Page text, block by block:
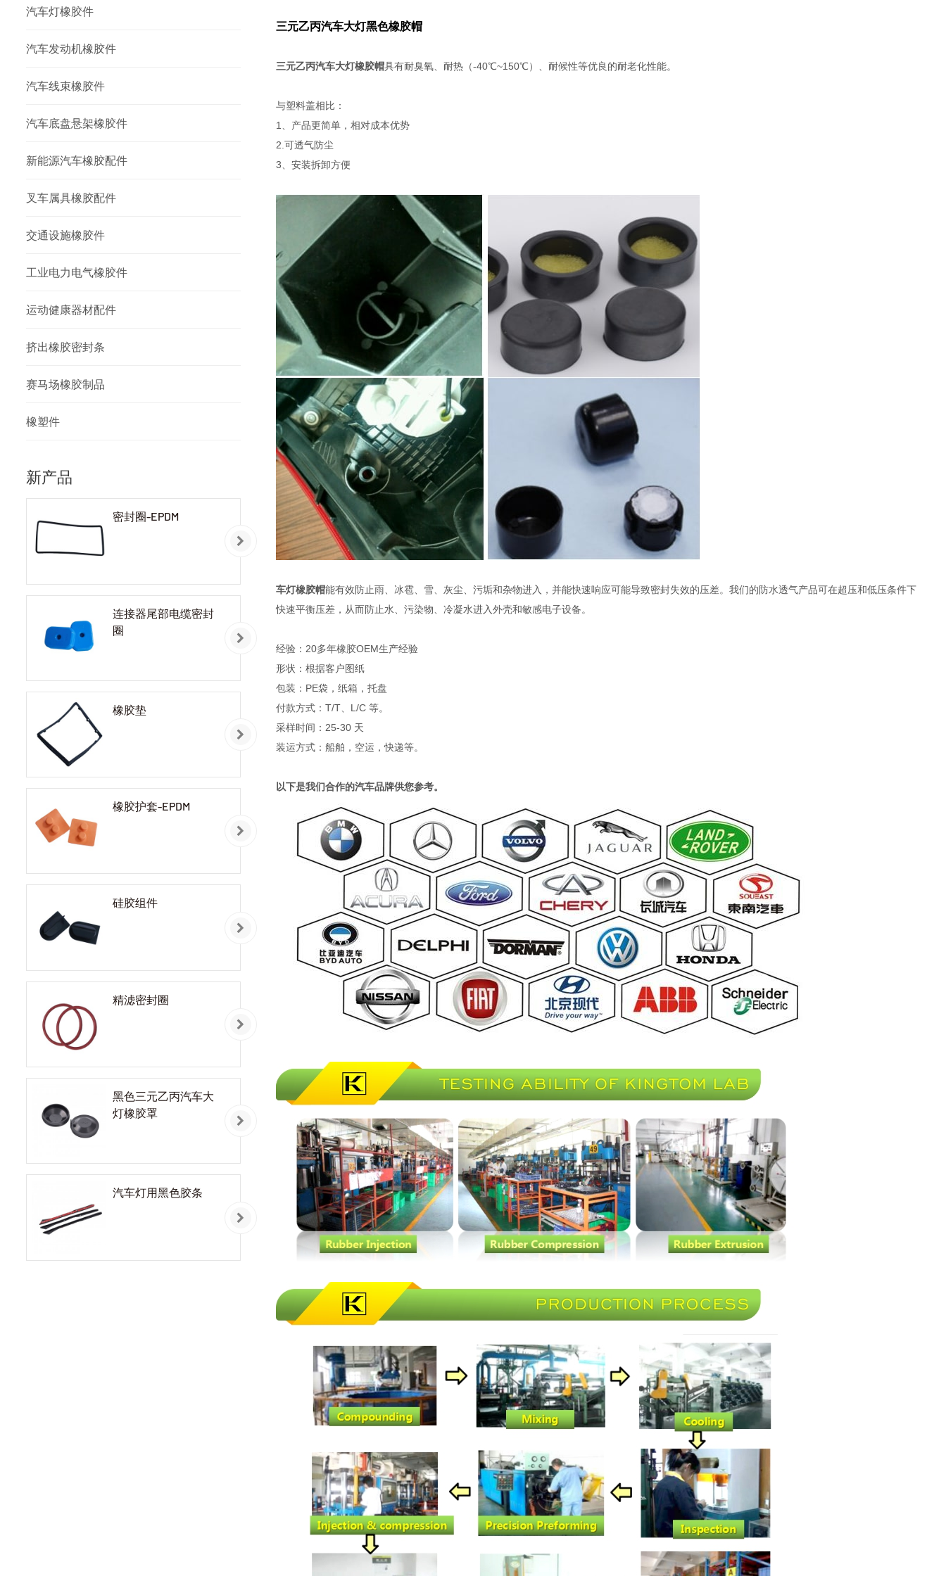
三元乙丙汽车大灯黑色橡胶帽
三元乙丙汽车大灯橡胶帽具有耐臭氧、耐热（-40℃~150℃）、耐候性等优良的耐老化性能。
与塑料盖相比：
1、产品更简单，相对成本优势
2.可透气防尘
3、安装拆卸方便
车灯橡胶帽能有效防止雨、冰雹、雪、灰尘、污垢和杂物进入，并能快速响应可能导致密封失效的压差。我们的防水透气产品可在超压和低压条件下
快速平衡压差，从而防止水、污染物、冷凝水进入外壳和敏感电子设备。
经验：20多年橡胶OEM生产经验
形状：根据客户图纸
包装：PE袋，纸箱，托盘
付款方式：T/T、L/C 等。
采样时间：25-30 天
装运方式：船舶，空运，快递等。
以下是我们合作的汽车品牌供您参考。
汽车灯橡胶件
汽车发动机橡胶件
汽车线束橡胶件
汽车底盘悬架橡胶件
新能源汽车橡胶配件
叉车属具橡胶配件
交通设施橡胶件
工业电力电气橡胶件
运动健康器材配件
挤出橡胶密封条
赛马场橡胶制品
橡塑件
新产品
密封圈-EPDM
连接器尾部电缆密封
圈
橡胶垫
橡胶护套-EPDM
硅胶组件
精滤密封圈
黑色三元乙丙汽车大
灯橡胶罩
汽车灯用黑色胶条